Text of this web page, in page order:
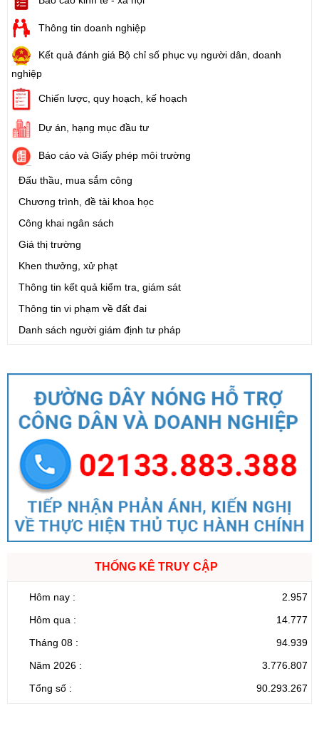
Thông tin doanh nghiệp
Kết quả đánh giá Bộ chỉ số phục vụ người dân, doanh
nghiệp
Chiến lược, quy hoạch, kế hoạch
Dự án, hạng mục đầu tư
Báo cáo và Giấy phép môi trường
Đấu thầu, mua sắm công
Chương trình, đề tài khoa học
Công khai ngân sách
Giá thị trường
Khen thưởng, xử phạt
Thông tin kết quả kiểm tra, giám sát
Thông tin vi phạm về đất đai
Danh sách người giám định tư pháp
THỐNG KÊ TRUY CẬP
Hôm nay :
2.957
Hôm qua :
14.777
Tháng 08 :
94.939
Năm 2026 :
3.776.807
Tổng số :
90.293.267